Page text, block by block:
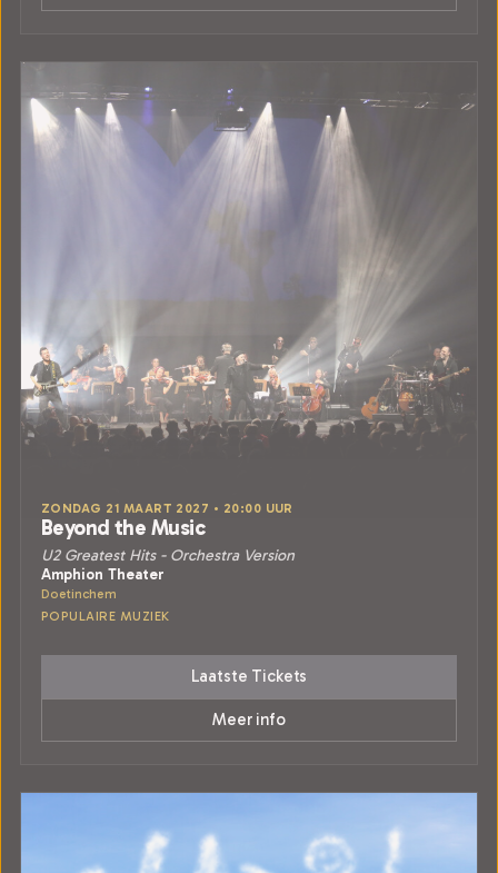
ZONDAG 21 MAART 2027 • 20:00 UUR
Beyond the Music
U2 Greatest Hits - Orchestra Version
Amphion Theater
Doetinchem
POPULAIRE MUZIEK
Laatste Tickets
Meer info